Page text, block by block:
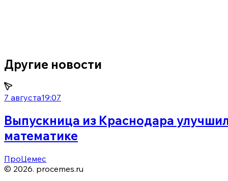
Другие новости
7 августа19:07
Выпускница из Краснодара
математике
ПроЦемес
© 2026. procemes.ru